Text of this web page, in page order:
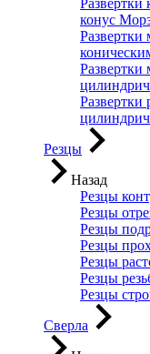
Развертки
конус
Развертки
Резцы
Назад
Резцы
Резцы
Резцы
Резцы
Резцы
Резцы
Резцы
Сверла